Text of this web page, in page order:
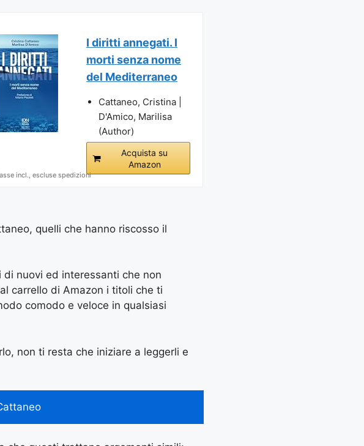
I diritti annegati. I
morti senza nome
del Mediterraneo
Cattaneo, Cristina |
D'Amico, Marilisa
(Author)
Acquista su
Amazon
incl., escluse spedizioni
quelli che hanno riscosso il
nuovi ed interessanti che non
carrello di Amazon i titoli che ti
comodo e veloce in qualsiasi
non ti resta che iniziare a leggerli e